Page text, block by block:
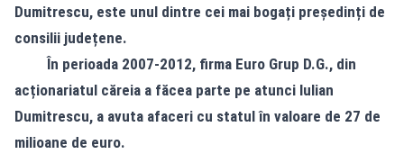
Dumitrescu, este unul dintre cei mai bogați președinți de
consilii județene.
În perioada 2007-2012, firma Euro Grup D.G., din
acționariatul căreia a făcea parte pe atunci Iulian
Dumitrescu, a avuta afaceri cu statul în valoare de 27 de
milioane de euro.